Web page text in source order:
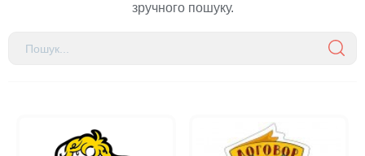
зручного пошуку.